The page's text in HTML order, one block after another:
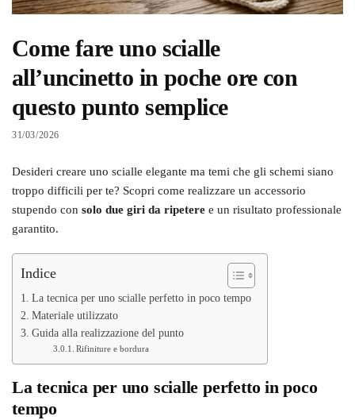
Come fare uno scialle
all’uncinetto in poche ore con
questo punto semplice
31/03/2026
Desideri creare uno scialle elegante ma temi che gli schemi siano
troppo difficili per te? Scopri come realizzare un accessorio
stupendo con solo due giri da ripetere e un risultato professionale
garantito.
Indice
La tecnica per uno scialle perfetto in poco tempo
Materiale utilizzato
Guida alla realizzazione del punto
Rifiniture e bordura
La tecnica per uno scialle perfetto in poco
tempo